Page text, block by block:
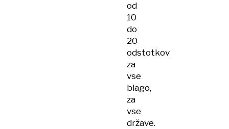
od
10
do
20
odstotkov
za
vse
blago,
za
vse
države.